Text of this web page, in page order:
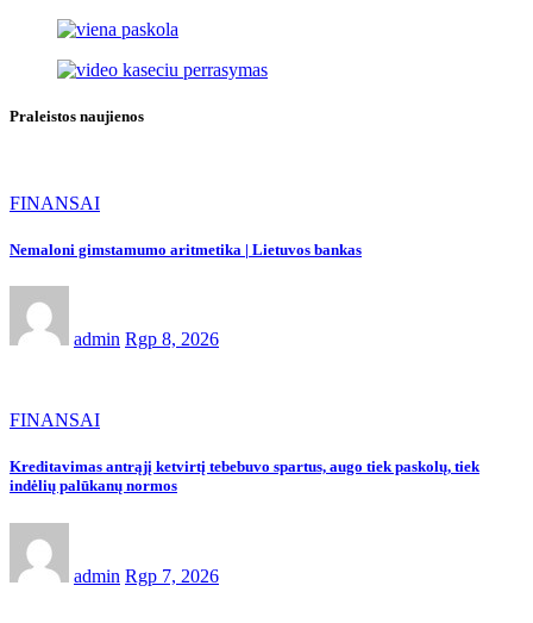
Praleistos naujienos
FINANSAI
Nemaloni gimstamumo aritmetika | Lietuvos bankas
admin Rgp 8, 2026
FINANSAI
Kreditavimas antrąjį ketvirtį tebebuvo spartus, augo tiek paskolų, tiek
indėlių palūkanų normos
admin Rgp 7, 2026